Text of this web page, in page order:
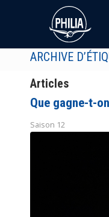
ARCHIVE
Articles
Que gagne-t-
Saison 12